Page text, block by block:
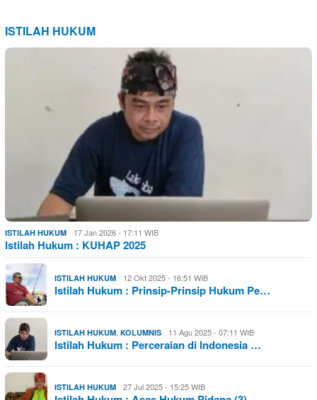
ISTILAH HUKUM
ISTILAH HUKUM 17 Jan 2026 - 17:11 WIB
Istilah Hukum : KUHAP 2025
ISTILAH HUKUM 12 Okt 2025 - 16:51 WIB
Istilah Hukum : Prinsip-Prinsip Hukum Pe…
ISTILAH HUKUM KOLUMNIS 11 Agu 2025 - 07:11 WIB
Istilah Hukum : Perceraian di Indonesia …
ISTILAH HUKUM 27 Jul 2025 - 15:25 WIB